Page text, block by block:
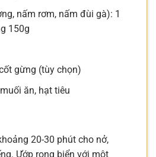
nấm rơm, nấm đùi gà): 1
150g
gừng (tùy chọn)
ăn, hạt tiêu
20-30 phút cho nở,
Ướp rong biển với một